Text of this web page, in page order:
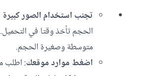
تجنب استخدام الصور
الحجم تأخذ وقتا في
متوسطة وصغيرة الحجم.
اضغط موارد موقعك: اطلب